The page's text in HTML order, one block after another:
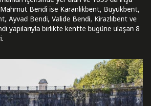
Bendi ise Karanlıkbent, Büyükbent,
Ayvad Bendi, Valide Bendi, Kirazlıbent ve
yapılarıyla birlikte kentte bugüne ulaşan 8